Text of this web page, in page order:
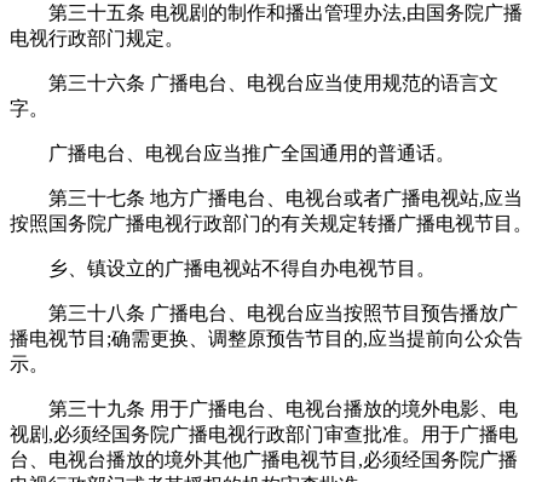
第三十五条 电视剧的制作和播出管理办法,由国务院广播
电视行政部门规定。
第三十六条 广播电台、电视台应当使用规范的语言文
字。
广播电台、电视台应当推广全国通用的普通话。
第三十七条 地方广播电台、电视台或者广播电视站,应当
按照国务院广播电视行政部门的有关规定转播广播电视节目。
乡、镇设立的广播电视站不得自办电视节目。
第三十八条 广播电台、电视台应当按照节目预告播放广
播电视节目;确需更换、调整原预告节目的,应当提前向公众告
示。
第三十九条 用于广播电台、电视台播放的境外电影、电
视剧,必须经国务院广播电视行政部门审查批准。用于广播电
台、电视台播放的境外其他广播电视节目,必须经国务院广播